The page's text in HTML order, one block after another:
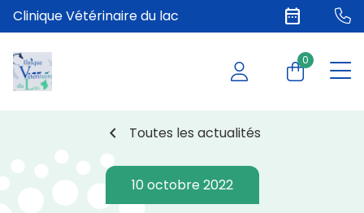
Clinique Vétérinaire du lac date_range
0
chevron_left Toutes les actualités
10 octobre 2022